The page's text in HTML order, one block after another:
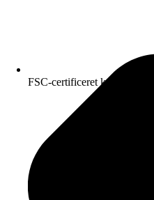
FSC-certificeret kvalitetspapir